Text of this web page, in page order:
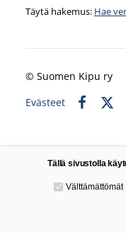
Täytä hakemus: Hae
© Suomen Kipu ry
Evästeet
Facebook
X
Tällä sivustolla
Valitse käytettävät
Välttämättömät